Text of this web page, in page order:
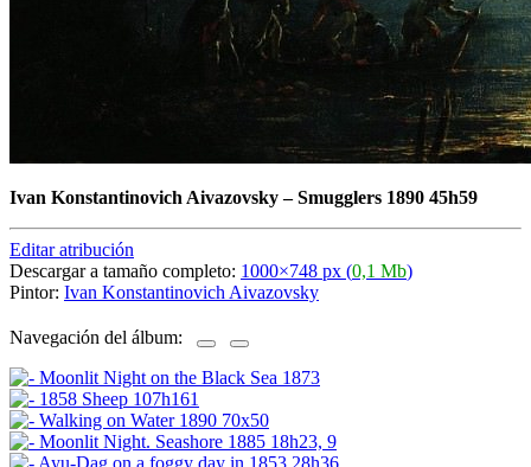
Ivan Konstantinovich Aivazovsky–Smugglers 1890 45h59
Editar atribución
Descargar a tamaño completo: 1000×748 px (0,1 Mb)
Pintor: Ivan Konstantinovich Aivazovsky
Navegación del álbum: